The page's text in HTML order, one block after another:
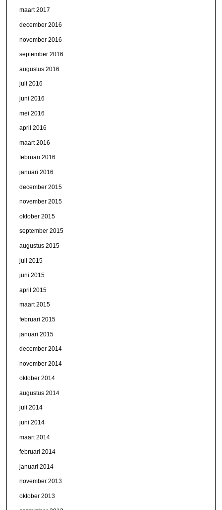
maart 2017
december 2016
november 2016
september 2016
augustus 2016
juli 2016
juni 2016
mei 2016
april 2016
maart 2016
februari 2016
januari 2016
december 2015
november 2015
oktober 2015
september 2015
augustus 2015
juli 2015
juni 2015
april 2015
maart 2015
februari 2015
januari 2015
december 2014
november 2014
oktober 2014
augustus 2014
juli 2014
juni 2014
maart 2014
februari 2014
januari 2014
november 2013
oktober 2013